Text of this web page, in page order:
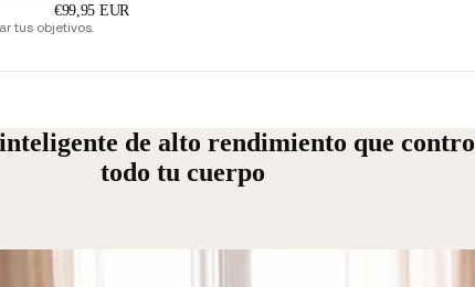
€99,95 EUR
tus objetivos.
de alto rendimiento que
todo tu cuerpo